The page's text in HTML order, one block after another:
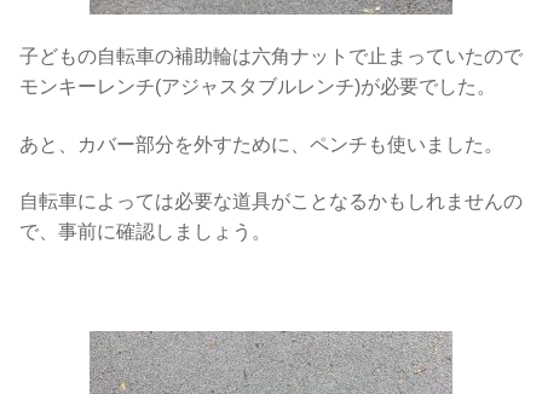
子どもの自転車の補助輪は六角ナットで止まっていたので
モンキーレンチ(アジャスタブルレンチ)が必要でした。
あと、カバー部分を外すために、ペンチも使いました。
自転車によっては必要な道具がことなるかもしれませんの
で、事前に確認しましょう。